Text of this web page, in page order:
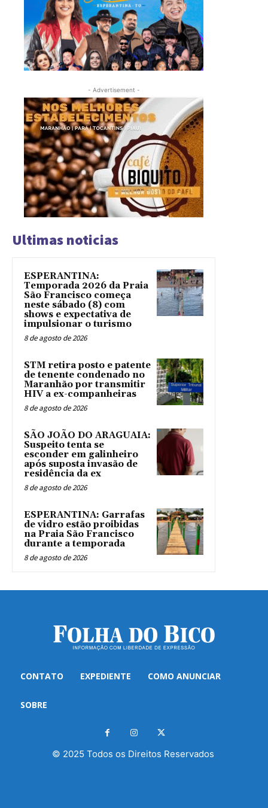
- Advertisement -
Ultimas noticias
ESPERANTINA:
Temporada 2026 da Praia
São Francisco começa
neste sábado (8) com
shows e expectativa de
impulsionar o turismo
8 de agosto de 2026
STM retira posto e patente
de tenente condenado no
Maranhão por transmitir
HIV a ex-companheiras
8 de agosto de 2026
SÃO JOÃO DO ARAGUAIA:
Suspeito tenta se
esconder em galinheiro
após suposta invasão de
residência da ex
8 de agosto de 2026
ESPERANTINA: Garrafas
de vidro estão proibidas
na Praia São Francisco
durante a temporada
8 de agosto de 2026
CONTATO EXPEDIENTE COMO ANUNCIAR
SOBRE
© 2025 Todos os Direitos Reservados